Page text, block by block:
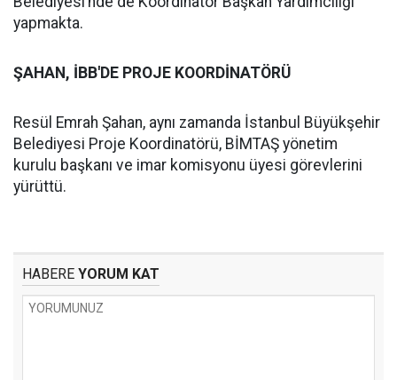
yapmakta.
ŞAHAN, İBB'DE PROJE KOORDİNATÖRÜ
Resül Emrah Şahan, aynı zamanda İstanbul Büyükşehir
Belediyesi Proje Koordinatörü, BİMTAŞ yönetim
kurulu başkanı ve imar komisyonu üyesi görevlerini
yürüttü.
HABERE YORUM KAT